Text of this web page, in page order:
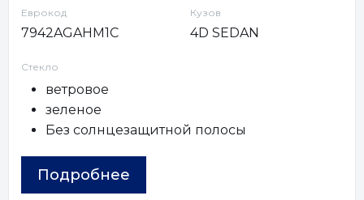
Еврокод
7942AGAHM1C
Кузов
4D SEDAN
Стекло
ветровое
зеленое
Без солнцезащитной полосы
Подробнее